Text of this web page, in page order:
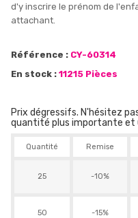
d'y inscrire le prénom de
attachant.
Référence : CY-60314
En stock : 11215 Pièces
Prix dégressifs. N'hésitez
quantité plus importante et
Quantité Remise
25 -10%
50 -15%